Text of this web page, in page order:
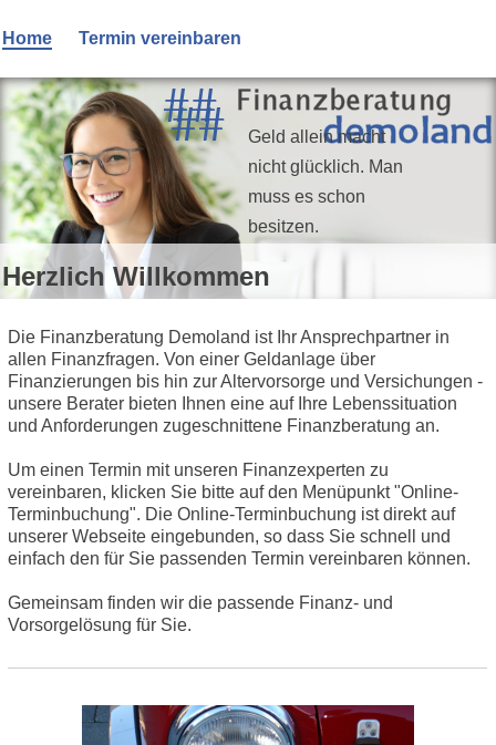
Home Termin vereinbaren
Geld allein macht
nicht glücklich. Man
muss es schon
besitzen.
Herzlich Willkommen
Die Finanzberatung Demoland ist Ihr Ansprechpartner in
allen Finanzfragen. Von einer Geldanlage über
Finanzierungen bis hin zur Altervorsorge und Versichungen -
unsere Berater bieten Ihnen eine auf Ihre Lebenssituation
und Anforderungen zugeschnittene Finanzberatung an.
Um einen Termin mit unseren Finanzexperten zu
vereinbaren, klicken Sie bitte auf den Menüpunkt "Online-
Terminbuchung". Die Online-Terminbuchung ist direkt auf
unserer Webseite eingebunden, so dass Sie schnell und
einfach den für Sie passenden Termin vereinbaren können.
Gemeinsam finden wir die passende Finanz- und
Vorsorgelösung für Sie.